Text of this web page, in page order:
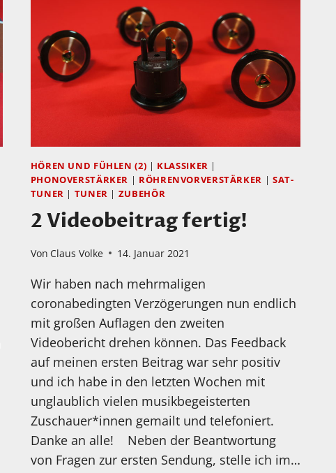
HÖREN UND FÜHLEN (2) | KLASSIKER |
PHONOVERSTÄRKER | RÖHRENVORVERSTÄRKER | SAT-
TUNER | TUNER | ZUBEHÖR
2 Videobeitrag fertig!
Von Claus Volke 14. Januar 2021
Wir haben nach mehrmaligen
coronabedingten Verzögerungen nun endlich
mit großen Auflagen den zweiten
Videobericht drehen können. Das Feedback
auf meinen ersten Beitrag war sehr positiv
und ich habe in den letzten Wochen mit
unglaublich vielen musikbegeisterten
Zuschauer*innen gemailt und telefoniert.
Danke an alle! Neben der Beantwortung
von Fragen zur ersten Sendung, stelle ich im…